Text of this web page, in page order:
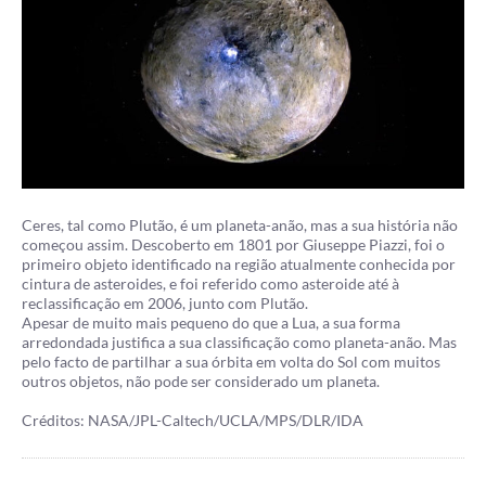
Ceres, tal como Plutão, é um planeta-anão, mas a sua história não
começou assim. Descoberto em 1801 por Giuseppe Piazzi, foi o
primeiro objeto identificado na região atualmente conhecida por
cintura de asteroides, e foi referido como asteroide até à
reclassificação em 2006, junto com Plutão.
Apesar de muito mais pequeno do que a Lua, a sua forma
arredondada justifica a sua classificação como planeta-anão. Mas
pelo facto de partilhar a sua órbita em volta do Sol com muitos
outros objetos, não pode ser considerado um planeta.
Créditos: NASA/JPL-Caltech/UCLA/MPS/DLR/IDA